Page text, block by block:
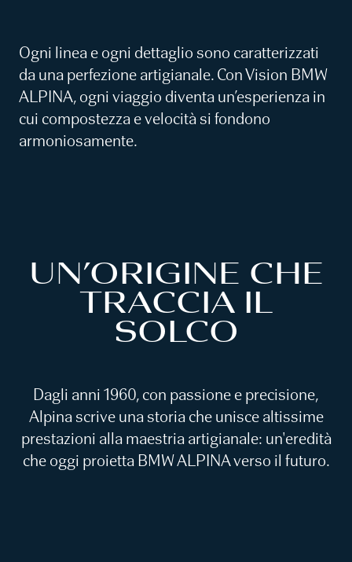
Ogni linea e ogni dettaglio sono caratterizzati
da una perfezione artigianale. Con Vision BMW
ALPINA, ogni viaggio diventa un’esperienza in
cui compostezza e velocità si fondono
armoniosamente.
UN’ORIGINE CHE
TRACCIA IL
SOLCO
Dagli anni 1960, con passione e precisione,
Alpina scrive una storia che unisce altissime
prestazioni alla maestria artigianale: un'eredità
che oggi proietta BMW ALPINA verso il futuro.